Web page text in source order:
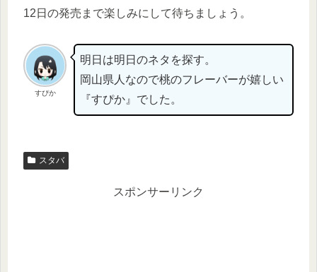
12日の発売まで楽しみにして待ちましょう。
すぴか
明日は明日のネタを探す。
岡山県人なので桃のフレーバーが嬉しい
『すぴか』でした。
スタバ
スポンサーリンク